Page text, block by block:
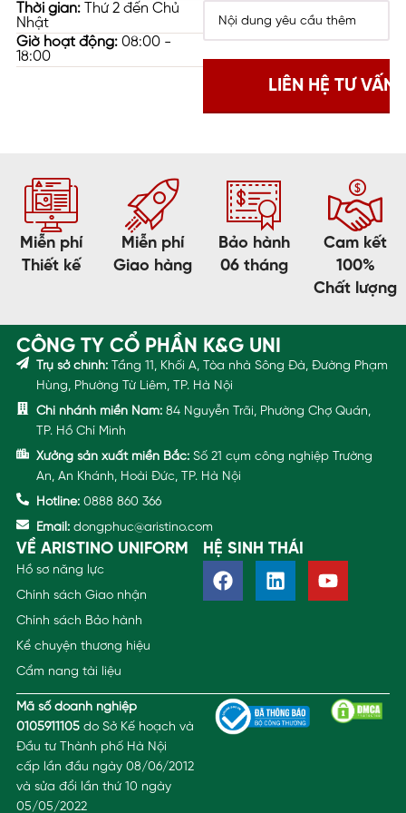
mẽ về sự kỷ luật và đoàn kết nội bộ. Phân cấp tinh tế
(Subtle Hierarchy): Một chiến lược nhân sự khôn ngoan
là để lãnh đạo mặc trang phục cùng tông màu với
nhân viên nhưng khác biệt về đẳng cấp chất liệu. Ví dụ:
Nhân viên mặc sơ mi vải Kate, Lãnh đạo mặc sơ mi vải
Thời gian:Thứ 2 đến Chủ
Nhật
Giờ hoạt động:08:00 -
18:00
Miễn phí
Thiết kế
Miễn phí
Giao hàng
Bảo hành
06 tháng
Cam kết
100%
Chất lượng
CÔNG TY CỔ PHẦN K&G UNI
Trụ sở chính: Tầng 11, Khối A, Tòa nhà Sông Đà, Đường Phạm
Hùng, Phường Từ Liêm, TP. Hà Nội
Chi nhánh miền Nam: 84 Nguyễn Trãi, Phường Chợ Quán,
TP. Hồ Chí Minh
Xưởng sản xuất miền Bắc: Số 21 cụm công nghiệp Trường
An, An Khánh, Hoài Đức, TP. Hà Nội
Hotline: 0888 860 366
Email: dongphuc@aristino.com
VỀ ARISTINO UNIFORM
Hồ sơ năng lực
Chính sách Giao nhận
Chính sách Bảo hành
Kể chuyện thương hiệu
Cẩm nang tài liệu
HỆ SINH THÁI
Mã số doanh nghiệp
0105911105do Sở Kế hoạch và
Đầu tư Thành phố Hà Nội
cấp lần đầu ngày 08/06/2012
và sửa đổi lần thứ 10 ngày
05/05/2022